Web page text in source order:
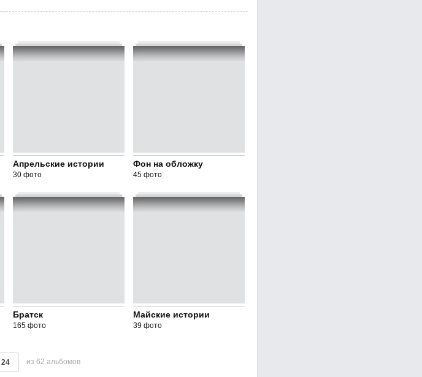
Апрельские истории
30 фото
Фон на обложку
45 фото
Братск
165 фото
Майские истории
39 фото
24 из 62 альбомов